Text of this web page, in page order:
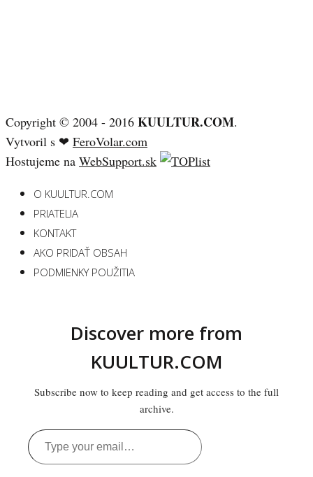
Copyright © 2004 - 2016 KUULTUR.COM.
Vytvoril s ❤ FeroVolar.com
Hostujeme na WebSupport.sk
O KUULTUR.COM
PRIATELIA
KONTAKT
AKO PRIDAŤ OBSAH
PODMIENKY POUŽITIA
Discover more from
KUULTUR.COM
Subscribe now to keep reading and get access to the full
archive.
Type
your